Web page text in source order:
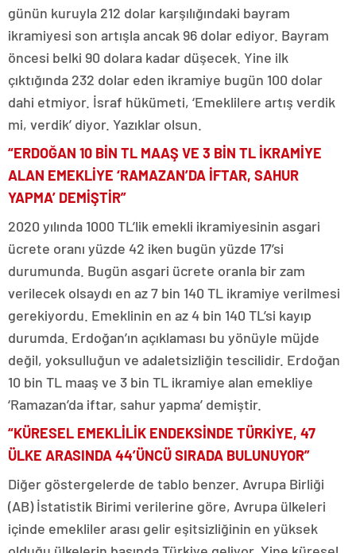
günün kuruyla 212 dolar karşılığındaki bayram
ikramiyesi son artışla ancak 96 dolar ediyor. Bayram
öncesi belki 90 dolara kadar düşecek. Yine ilk
çıktığında 232 dolar eden ikramiye bugün 100 dolar
dahi etmiyor. İsraf hükümeti, ‘Emeklilere artış verdik
mi, verdik’ diyor. Yazıklar olsun.
“ERDOĞAN 10 BİN TL MAAŞ VE 3 BİN TL İKRAMİYE
ALAN EMEKLİYE ‘RAMAZAN’DA İFTAR, SAHUR
YAPMA’ DEMİŞTİR”
2020 yılında 1000 TL’lik emekli ikramiyesinin asgari
ücrete oranı yüzde 42 iken bugün yüzde 17’si
durumunda. Bugün asgari ücrete oranla bir zam
verilecek olsaydı en az 7 bin 140 TL ikramiye verilmesi
gerekiyordu. Emeklinin en az 4 bin 140 TL’si kayıp
durumda. Erdoğan’ın açıklaması bu yönüyle müjde
değil, yoksulluğun ve adaletsizliğin tescilidir. Erdoğan
10 bin TL maaş ve 3 bin TL ikramiye alan emekliye
‘Ramazan’da iftar, sahur yapma’ demiştir.
“KÜRESEL EMEKLİLİK ENDEKSİNDE TÜRKİYE, 47
ÜLKE ARASINDA 44’ÜNCÜ SIRADA BULUNUYOR”
Diğer göstergelerde de tablo benzer. Avrupa Birliği
(AB) İstatistik Birimi verilerine göre, Avrupa ülkeleri
içinde emekliler arası gelir eşitsizliğinin en yüksek